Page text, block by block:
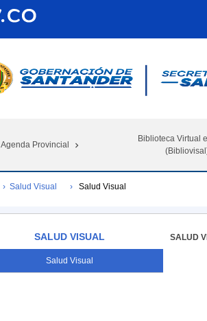
Agenda Provincial
Biblioteca Virtual
Salud Visual Salud Visual
SALUD VISUAL
Salud Visual
SALUD